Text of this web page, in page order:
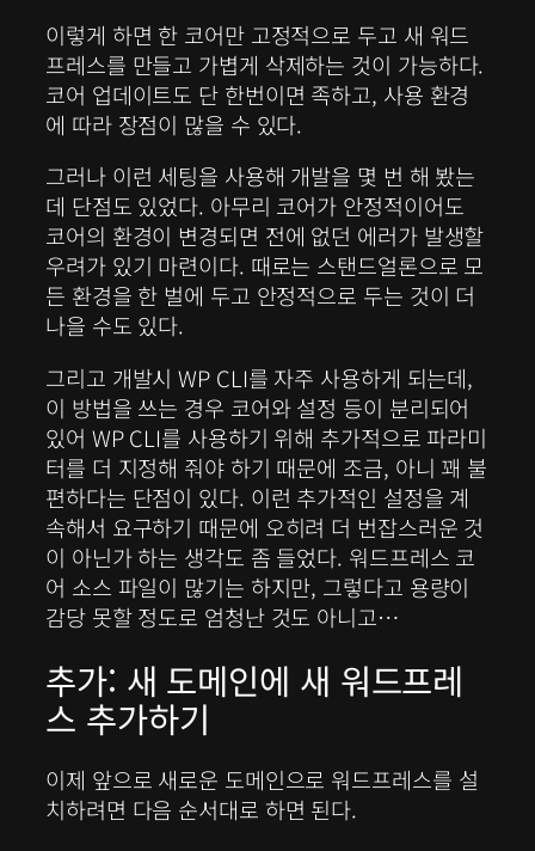
이렇게 하면 한 코어만 고정적으로 두고 새 워드
프레스를 만들고 가볍게 삭제하는 것이 가능하다.
코어 업데이트도 단 한번이면 족하고, 사용 환경
에 따라 장점이 많을 수 있다.
그러나 이런 세팅을 사용해 개발을 몇 번 해 봤는
데 단점도 있었다. 아무리 코어가 안정적이어도
코어의 환경이 변경되면 전에 없던 에러가 발생할
우려가 있기 마련이다. 때로는 스탠드얼론으로 모
든 환경을 한 벌에 두고 안정적으로 두는 것이 더
나을 수도 있다.
그리고 개발시 WP CLI를 자주 사용하게 되는데,
이 방법을 쓰는 경우 코어와 설정 등이 분리되어
있어 WP CLI를 사용하기 위해 추가적으로 파라미
터를 더 지정해 줘야 하기 때문에 조금, 아니 꽤 불
편하다는 단점이 있다. 이런 추가적인 설정을 계
속해서 요구하기 때문에 오히려 더 번잡스러운 것
이 아닌가 하는 생각도 좀 들었다. 워드프레스 코
어 소스 파일이 많기는 하지만, 그렇다고 용량이
감당 못할 정도로 엄청난 것도 아니고…
추가: 새 도메인에 새 워드프레
스 추가하기
이제 앞으로 새로운 도메인으로 워드프레스를 설
치하려면 다음 순서대로 하면 된다.